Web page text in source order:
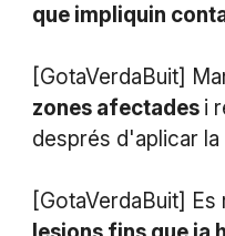
que impliquin
[GotaVerdaBuit]
zones afectades i
després d'aplicar
[GotaVerdaBuit]